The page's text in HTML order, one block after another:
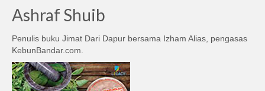
Ashraf Shuib
Penulis buku Jimat Dari Dapur bersama Izham Alias, pengasas
KebunBandar.com.